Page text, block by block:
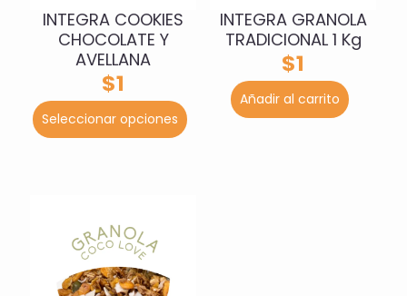
INTEGRA COOKIES
CHOCOLATE Y
AVELLANA
$1
Seleccionar opciones
producto
INTEGRA GRANOLA
TRADICIONAL 1 Kg
$1
Añadir al carrito